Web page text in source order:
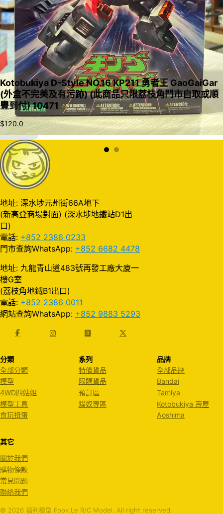
入購物車
Kotobukiya D-Style NO.16 KP211 勇者王 GaoGaiGar
(外盒不完美及有污跡) (此商品只限荔枝角門市自取或順
豐到付) 10471
$120.0
地址: 深水埗元州街66A地下
(新高登商場對面) (深水埗地鐵站D1出
口)
電話: +852 2386 0233
門市查詢WhatsApp: +852 6682 4478
地址: 九龍青山道483號再發工廠大廈一
樓G室
(荔枝角地鐵B1出口)
電話: +852 2386 0011
網站查詢WhatsApp: +852 9883 5293
分類
全部分類
模型
4WD四姑姐
模型工具
食玩扭蛋
系列
特價貨品
限購貨品
預訂區
貓奴專區
品牌
全部品牌
Bandai
Tamiya
Kotobukiya 壽屋
Aoshima
其它
關於我們
購物條款
常見問題
聯絡我們
© 2026 福利模型 Fook Le R/C Model. All right reserved.